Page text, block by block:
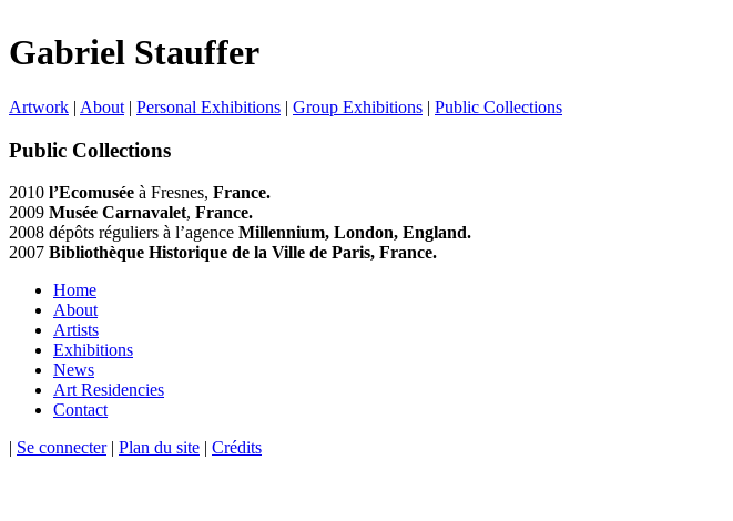
Gabriel Stauffer
Artwork | About | Personal Exhibitions | Group Exhibitions | Public Collections
Public Collections
2010 l’Ecomusée à Fresnes, France.
2009 Musée Carnavalet, France.
2008 dépôts réguliers à l’agence Millennium, London, England.
2007 Bibliothèque Historique de la Ville de Paris, France.
Home
About
Artists
Exhibitions
News
Art Residencies
Contact
| Se connecter| Plan du site | Crédits